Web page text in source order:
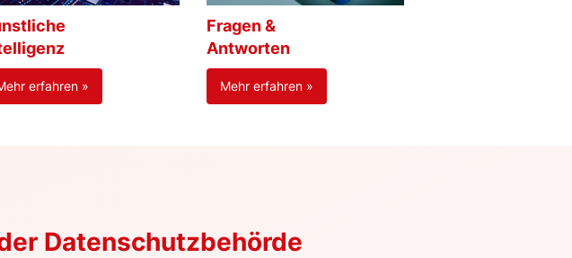
erfahren »
Fragen &
Antworten
Mehr erfahren »
Datenschutzbehörde